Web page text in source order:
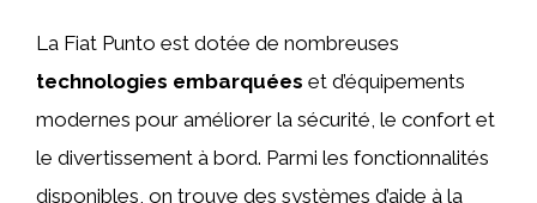
La Fiat Punto est dotée de nombreuses
technologies embarquées et d’équipements
modernes pour améliorer la sécurité, le confort et
le divertissement à bord. Parmi les fonctionnalités
disponibles, on trouve des systèmes d’aide à la